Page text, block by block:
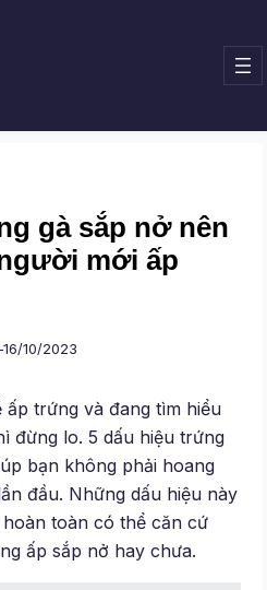
gà sắp nở nên
mới ấp
16/10/2023
ấp trứng và đang tìm hiểu
đừng lo. 5 dấu hiệu trứng
bạn không phải hoang
đầu. Những dấu hiệu này
toàn có thể căn cứ
ấp sắp nở hay chưa.